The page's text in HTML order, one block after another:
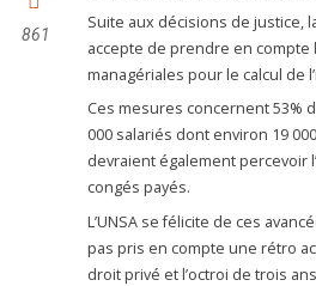
861
Suite aux décisions de justice,
accepte de prendre en compte
managériales pour le calcul de
Ces mesures concernent 53%
000 salariés dont environ 19
devraient également percevoir
congés payés.
L’UNSA se félicite de ces
pas pris en compte une rétro
droit privé et l’octroi de trois